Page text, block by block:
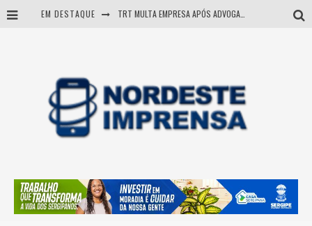
EM DESTAQUE TRT MULTA EMPRESA APÓS ADVOGADA USAR IA E INVENTAR PRECEDENTES JUDICIAIS
Mulher morre durante operação contra grupo investigado por roubo de cargas e tráfico de drogas em Sergipe